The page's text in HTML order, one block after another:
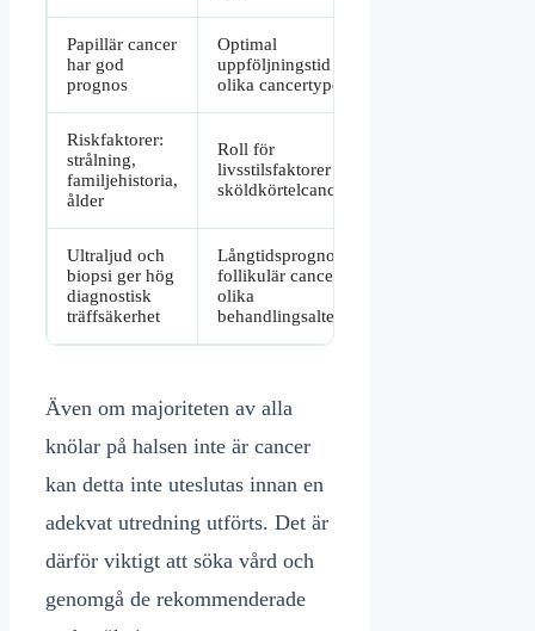
Papillär cancer
har god
prognos
Optimal
uppföljningstid för
olika cancertyper
Riskfaktorer:
strålning,
familjehistoria,
ålder
Roll för
livsstilsfaktorer vid
sköldkörtelcancer
Ultraljud och
biopsi ger hög
diagnostisk
träffsäkerhet
Långtidsprognos för
follikulär cancer vid
olika
behandlingsalternativ
Även om majoriteten av alla
knölar på halsen inte är cancer
kan detta inte uteslutas innan en
adekvat utredning utförts. Det är
därför viktigt att söka vård och
genomgå de rekommenderade